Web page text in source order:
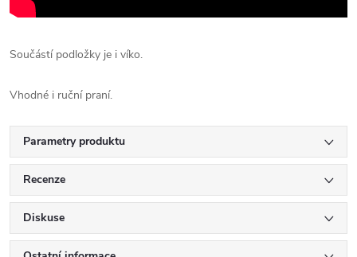
Součástí podložky je i víko.
Vhodné i ruční praní.
Parametry produktu
Recenze
Diskuse